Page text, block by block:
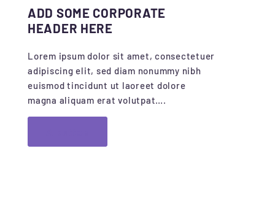
ADD SOME CORPORATE
HEADER HERE
Lorem ipsum dolor sit amet, consectetuer
adipiscing elit, sed diam nonummy nibh
euismod tincidunt ut laoreet dolore
magna aliquam erat volutpat….